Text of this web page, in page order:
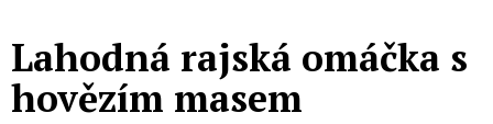
Lahodná rajská omáčka s
hovězím masem